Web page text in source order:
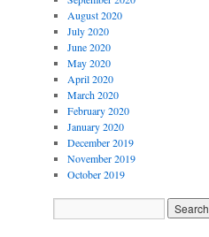
August 2020
July 2020
June 2020
May 2020
April 2020
March 2020
February 2020
January 2020
December 2019
November 2019
October 2019